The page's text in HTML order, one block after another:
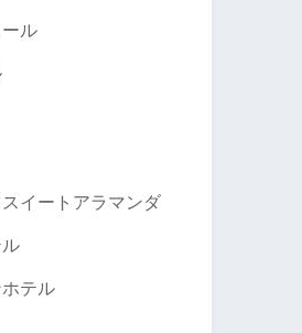
ル
イートアラマンダ
テル